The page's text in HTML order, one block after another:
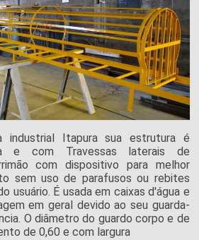
industrial Itapura sua estrutura é
e com Travessas laterais de
com dispositivo para melhor
sem uso de parafusos ou rebites
usuário. É usada em caixas d'água e
em geral devido ao seu guarda-
O diâmetro do guardo corpo e de
de 0,60 e com largura